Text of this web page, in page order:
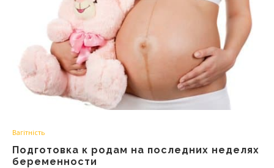
Вагітність
Подготовка к родам на последних неделях
беременности